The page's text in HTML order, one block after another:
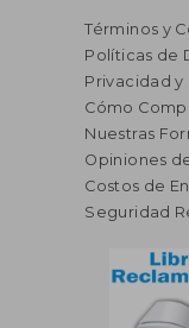
Términos y
Políticas de
Privacidad
Cómo
Nuestras
Opiniones
Costos de
Seguridad